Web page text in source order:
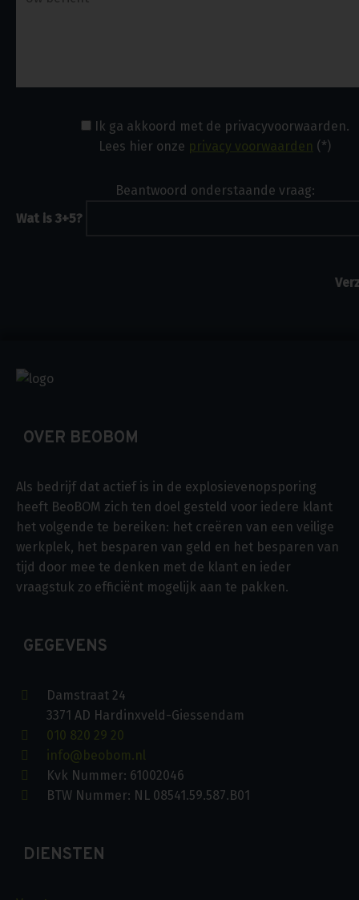
Ik ga akkoord met de privacyvoorwaarden.
Lees hier onze privacy voorwaarden (*)
Beantwoord onderstaande vraag:
Wat is 3+5?
OVER BEOBOM
Als bedrijf dat actief is in de explosievenopsporing
heeft BeoBOM zich ten doel gesteld voor iedere klant
het volgende te bereiken: het creëren van een veilige
werkplek, het besparen van geld en het besparen van
tijd door mee te denken met de klant en ieder
vraagstuk zo efficiënt mogelijk aan te pakken.
GEGEVENS
Damstraat 24
3371 AD Hardinxveld-Giessendam
010 820 29 20
info@beobom.nl
Kvk Nummer: 61002046
BTW Nummer: NL 08541.59.587.B01
DIENSTEN